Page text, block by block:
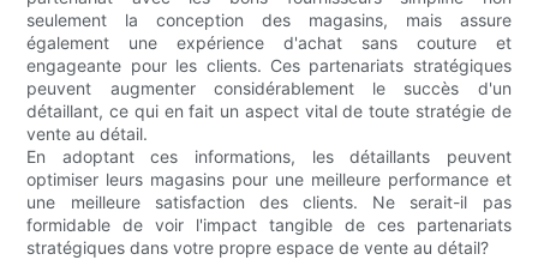
seulement la conception des magasins, mais assure
également une expérience d'achat sans couture et
engageante pour les clients. Ces partenariats stratégiques
peuvent augmenter considérablement le succès d'un
détaillant, ce qui en fait un aspect vital de toute stratégie de
vente au détail.
En adoptant ces informations, les détaillants peuvent
optimiser leurs magasins pour une meilleure performance et
une meilleure satisfaction des clients. Ne serait-il pas
formidable de voir l'impact tangible de ces partenariats
stratégiques dans votre propre espace de vente au détail?